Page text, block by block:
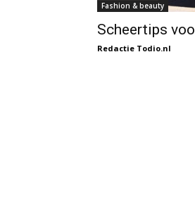
Fashion & beauty
Scheertips
Redactie Todio.nl